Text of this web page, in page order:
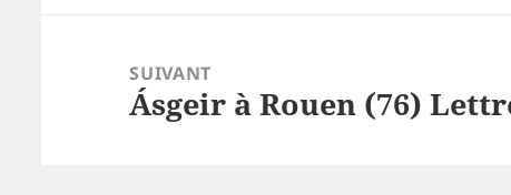
SUIVANT
Article
Ásgeir à Rouen (76)